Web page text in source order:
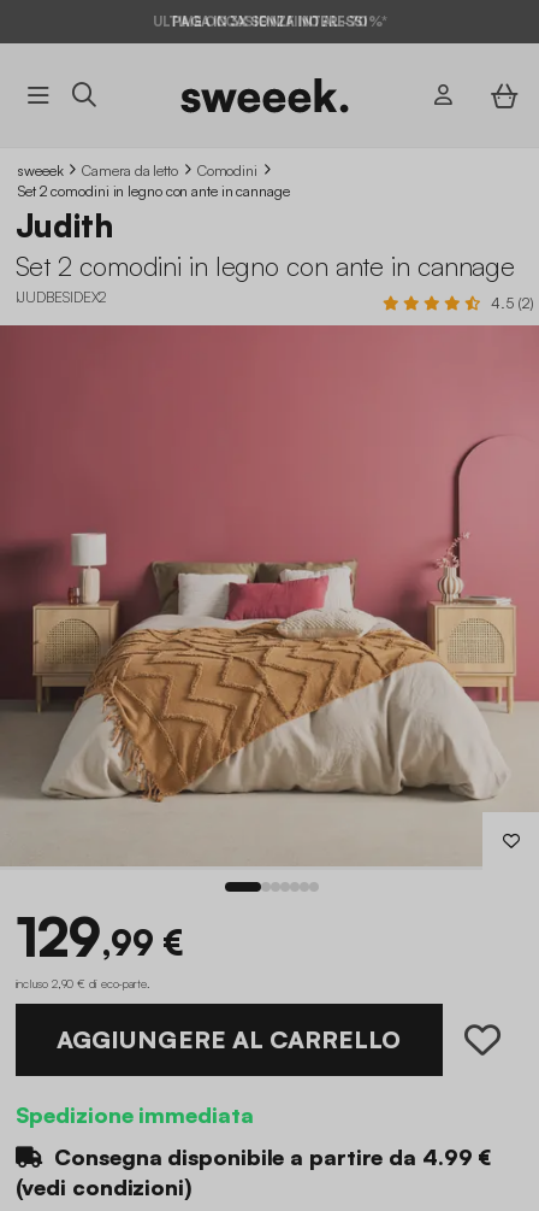
ULTIME OCCASIONI FINO AL -70%*
PAGA IN 3X SENZA INTERESSI
sweeek Camera da letto
Comodini
Set 2 comodini in legno con ante in cannage
Judith
Set 2 comodini in legno con ante in cannage
IJUDBESIDEX2 4.5 (2)
129,99 €
incluso 2,90 € di eco-parte.
AGGIUNGERE AL CARRELLO
Spedizione immediata
Consegna disponibile a partire da 4.99 €
(vedi condizioni)